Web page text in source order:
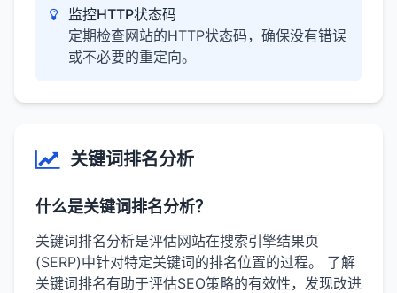
监控HTTP状态码
定期检查网站的HTTP状态码，确保没有错误
或不必要的重定向。
关键词排名分析
什么是关键词排名分析？
关键词排名分析是评估网站在搜索引擎结果页
(SERP)中针对特定关键词的排名位置的过程。 了解
关键词排名有助于评估SEO策略的有效性，发现改进